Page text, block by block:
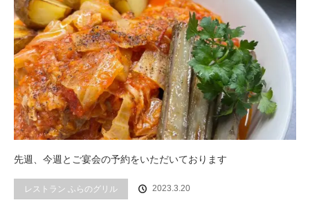
先週、今週とご宴会の予約をいただいております
レストラン ふらのグリル 2023.3.20